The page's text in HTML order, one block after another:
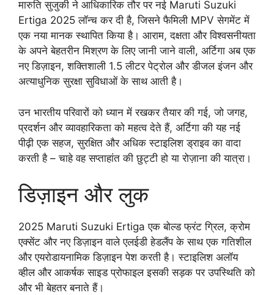
मारुति सुजुकी ने आधिकारिक तौर पर नई Maruti Suzuki
Ertiga 2025 लॉन्च कर दी है, जिसने फैमिली MPV सेगमेंट में
एक नया मानक स्थापित किया है। आराम, दक्षता और विश्वसनीयता
के अपने बेहतरीन मिश्रण के लिए जानी जाने वाली, अर्टिगा अब एक
नए डिज़ाइन, शक्तिशाली 1.5 लीटर पेट्रोल और डीजल इंजन और
अत्याधुनिक सुरक्षा सुविधाओं के साथ आती है।
उन भारतीय परिवारों को ध्यान में रखकर तैयार की गई, जो जगह,
प्रदर्शन और व्यावहारिकता को महत्व देते हैं, अर्टिगा की यह नई
पीढ़ी एक सहज, सुरक्षित और अधिक स्टाइलिश ड्राइव का वादा
करती है – चाहे वह सप्ताहांत की छुट्टी हो या रोज़ाना की यात्रा।
डिज़ाइन और लुक
2025 Maruti Suzuki Ertiga एक बोल्ड फ्रंट ग्रिल, क्रोम
एक्सेंट और नए डिज़ाइन वाले एलईडी हेडलैंप के साथ एक गतिशील
और एयरोडायनामिक डिज़ाइन पेश करती है। स्टाइलिश अलॉय
व्हील और आकर्षक साइड प्रोफाइल इसकी सड़क पर उपस्थिति को
और भी बेहतर बनाते हैं।